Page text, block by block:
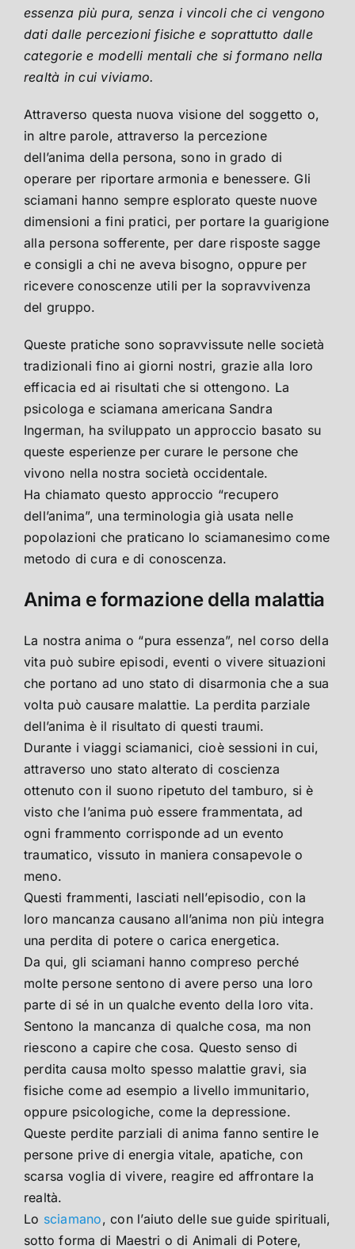
essenza più pura, senza i vincoli che ci vengono
dati dalle percezioni fisiche e soprattutto dalle
categorie e modelli mentali che si formano nella
realtà in cui viviamo.
Attraverso questa nuova visione del soggetto o,
in altre parole, attraverso la percezione
dell’anima della persona, sono in grado di
operare per riportare armonia e benessere. Gli
sciamani hanno sempre esplorato queste nuove
dimensioni a fini pratici, per portare la guarigione
alla persona sofferente, per dare risposte sagge
e consigli a chi ne aveva bisogno, oppure per
ricevere conoscenze utili per la sopravvivenza
del gruppo.
Queste pratiche sono sopravvissute nelle società
tradizionali fino ai giorni nostri, grazie alla loro
efficacia ed ai risultati che si ottengono. La
psicologa e sciamana americana Sandra
Ingerman, ha sviluppato un approccio basato su
queste esperienze per curare le persone che
vivono nella nostra società occidentale.
Ha chiamato questo approccio “recupero
dell’anima”, una terminologia già usata nelle
popolazioni che praticano lo sciamanesimo come
metodo di cura e di conoscenza.
Anima e formazione della malattia
La nostra anima o “pura essenza”, nel corso della
vita può subire episodi, eventi o vivere situazioni
che portano ad uno stato di disarmonia che a sua
volta può causare malattie. La perdita parziale
dell’anima è il risultato di questi traumi.
Durante i viaggi sciamanici, cioè sessioni in cui,
attraverso uno stato alterato di coscienza
ottenuto con il suono ripetuto del tamburo, si è
visto che l’anima può essere frammentata, ad
ogni frammento corrisponde ad un evento
traumatico, vissuto in maniera consapevole o
meno.
Questi frammenti, lasciati nell’episodio, con la
loro mancanza causano all’anima non più integra
una perdita di potere o carica energetica.
Da qui, gli sciamani hanno compreso perché
molte persone sentono di avere perso una loro
parte di sé in un qualche evento della loro vita.
Sentono la mancanza di qualche cosa, ma non
riescono a capire che cosa. Questo senso di
perdita causa molto spesso malattie gravi, sia
fisiche come ad esempio a livello immunitario,
oppure psicologiche, come la depressione.
Queste perdite parziali di anima fanno sentire le
persone prive di energia vitale, apatiche, con
scarsa voglia di vivere, reagire ed affrontare la
realtà.
Lo sciamano, con l’aiuto delle sue guide spirituali,
sotto forma di Maestri o di Animali di Potere,